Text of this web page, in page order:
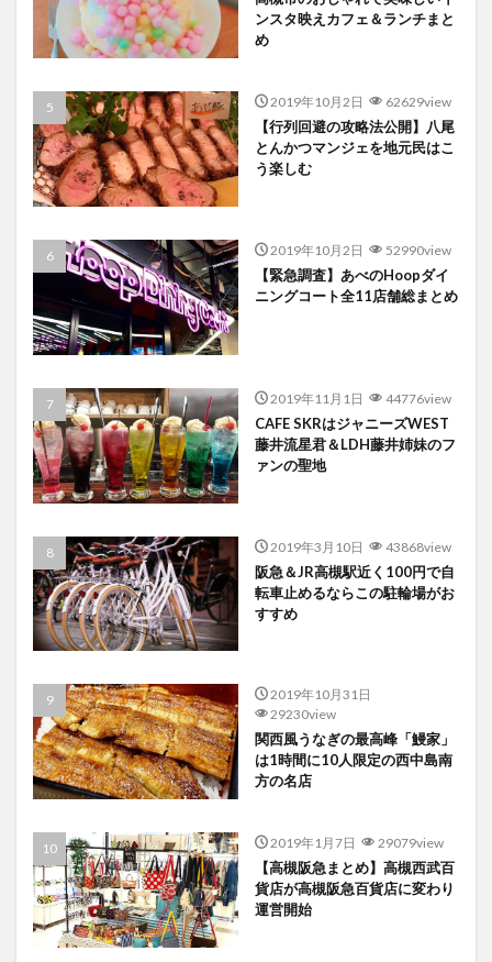
ンスタ映えカフェ＆ランチまと
め
2019年10月2日 62629view
【行列回避の攻略法公開】八尾
とんかつマンジェを地元民はこ
う楽しむ
2019年10月2日 52990view
【緊急調査】あべのHoopダイ
ニングコート全11店舗総まとめ
2019年11月1日 44776view
CAFE SKRはジャニーズWEST
藤井流星君＆LDH藤井姉妹のフ
ァンの聖地
2019年3月10日 43868view
阪急＆JR高槻駅近く100円で自
転車止めるならこの駐輪場がお
すすめ
2019年10月31日
29230view
関西風うなぎの最高峰「鰻家」
は1時間に10人限定の西中島南
方の名店
2019年1月7日 29079view
【高槻阪急まとめ】高槻西武百
貨店が高槻阪急百貨店に変わり
運営開始